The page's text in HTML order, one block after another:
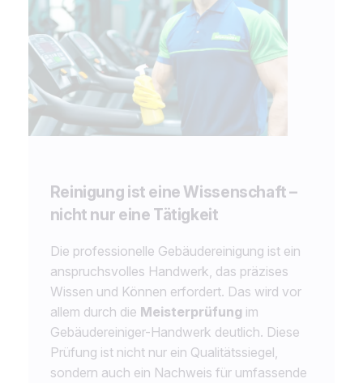
Reinigung ist eine Wissenschaft –
nicht nur eine Tätigkeit
Die professionelle Gebäudereinigung ist ein
anspruchsvolles Handwerk, das präzises
Wissen und Können erfordert. Das wird vor
allem durch die Meisterprüfung im
Gebäudereiniger-Handwerk deutlich. Diese
Prüfung ist nicht nur ein Qualitätssiegel,
sondern auch ein Nachweis für umfassende